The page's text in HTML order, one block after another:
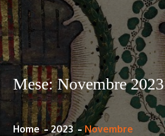
Mese:Novembre 2023
Home 2023 Novembre